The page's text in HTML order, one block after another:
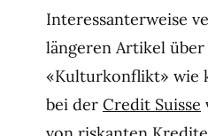
Interessanterweise
längeren Artikel
«Kulturkonflikt» wie
bei der Credit Suisse